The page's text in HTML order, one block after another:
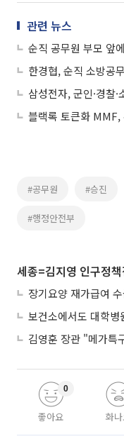
관련 뉴스
한경협, 순직 소방공
블랙록 토큰화 MMF,
#공무원 #승진
#행정안전부
세종=김지영 인구정
김영훈 장관 "메가특
좋아요
0
화